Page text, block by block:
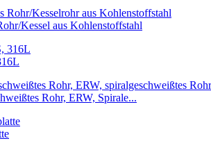
Kessel aus Kohlenstoffstahl
Rohr, ERW, Spirale...